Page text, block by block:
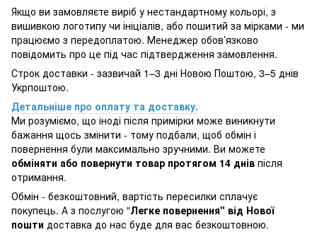
Якщо ви замовляєте виріб у нестандартному кольорі, з
вишивкою логотипу чи ініціалів, або пошитий за мірками - ми
працюємо з передоплатою. Менеджер обов’язково
повідомить про це під час підтвердження замовлення.
Строк доставки - зазвичай 1–3 дні Новою Поштою, 3–5 днів
Укрпоштою.
Детальніше про оплату та доставку.
Ми розуміємо, що іноді після примірки може виникнути
бажання щось змінити - тому подбали, щоб обмін і
повернення були максимально зручними. Ви можете
обміняти або повернути товар протягом 14 днів після
отримання.
Обмін - безкоштовний, вартість пересилки сплачує
покупець. А з послугою "Легке повернення" від Нової
пошти доставка до нас буде для вас безкоштовною.